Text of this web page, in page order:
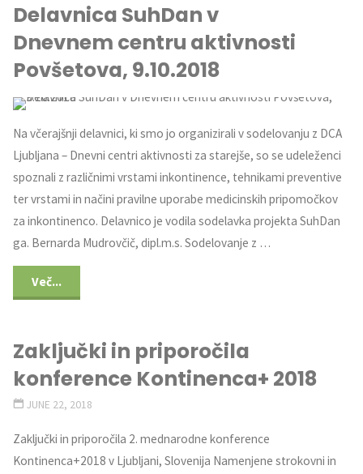
Delavnica SuhDan v
Dnevnem centru aktivnosti
Povšetova, 9.10.2018
Na včerajšnji delavnici, ki smo jo organizirali v sodelovanju z DCA
Ljubljana – Dnevni centri aktivnosti za starejše, so se udeleženci
spoznali z različnimi vrstami inkontinence, tehnikami preventive
ter vrstami in načini pravilne uporabe medicinskih pripomočkov
za inkontinenco. Delavnico je vodila sodelavka projekta SuhDan
ga. Bernarda Mudrovčič, dipl.m.s. Sodelovanje z …
Več...
Zaključki in priporočila
konference Kontinenca+ 2018
JUNE 22, 2018
Zaključki in priporočila 2. mednarodne konference
Kontinenca+2018 v Ljubljani, Slovenija Namenjene strokovni in